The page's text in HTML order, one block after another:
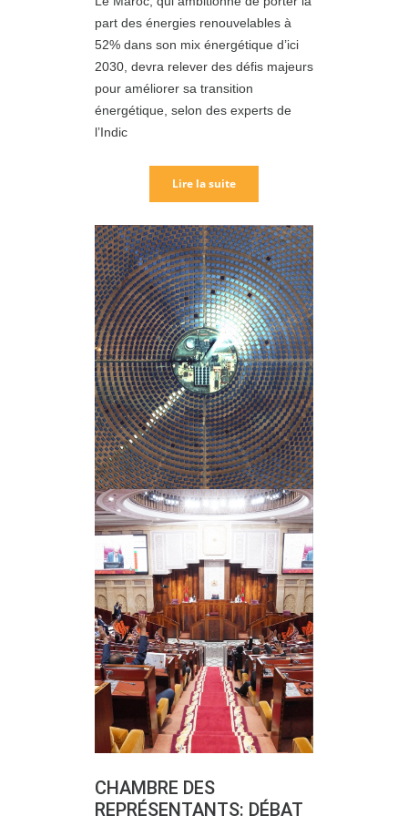
part des énergies renouvelables à
52% dans son mix énergétique d’ici
2030, devra relever des défis majeurs
pour améliorer sa transition
énergétique, selon des experts de
l’Indic
Lire la suite
CHAMBRE DES
REPRÉSENTANTS: DÉBAT